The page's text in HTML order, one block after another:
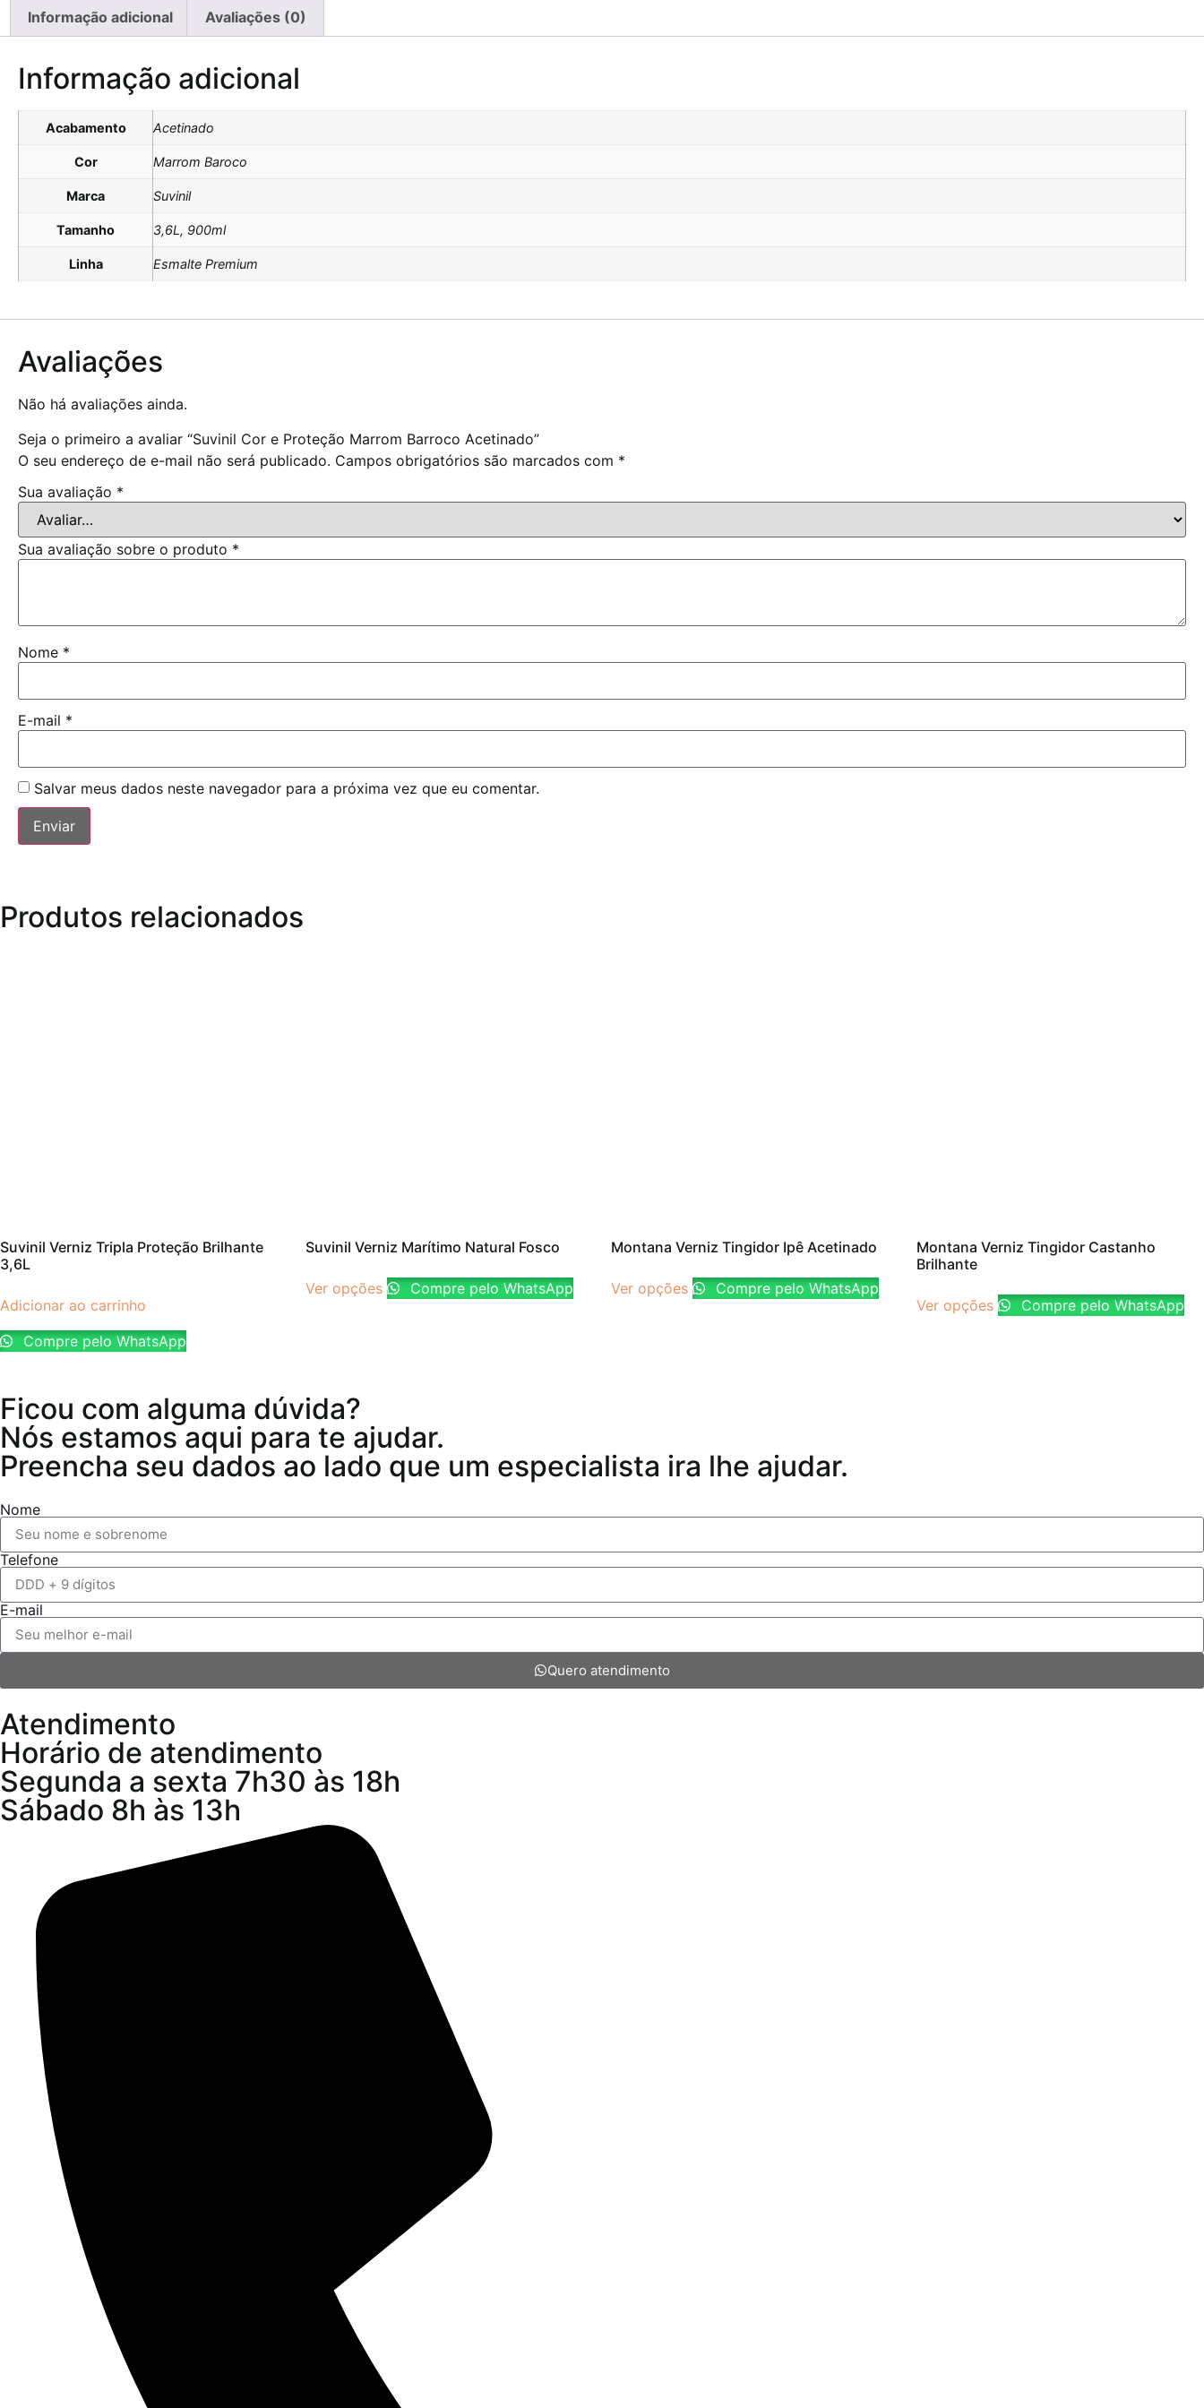
Informação adicional Avaliações (0)
Informação adicional
Acabamento Acetinado
Cor Marrom Baroco
Marca Suvinil
Tamanho 3,6L, 900ml
Linha Esmalte Premium
Avaliações
Não há avaliações ainda.
Seja o primeiro a avaliar “Suvinil Cor e Proteção Marrom Barroco Acetinado”
O seu endereço de e-mail não será publicado. Campos obrigatórios são marcados com *
Sua avaliação *
Sua avaliação sobre o produto *
Nome *
E-mail *
Salvar meus dados neste navegador para a próxima vez que eu comentar.
Produtos relacionados
Suvinil Verniz Tripla Proteção Brilhante
3,6L
Adicionar ao carrinho
Compre pelo WhatsApp
Suvinil Verniz Marítimo Natural Fosco
Ver opções Compre pelo WhatsApp
Montana Verniz Tingidor Ipê Acetinado
Ver opções Compre pelo WhatsApp
Montana Verniz Tingidor Castanho
Brilhante
Ver opções Compre pelo WhatsApp
Ficou com alguma dúvida?
Nós estamos aqui para te ajudar.
Preencha seu dados ao lado que um especialista ira lhe ajudar.
Nome
Telefone
E-mail
Quero atendimento
Atendimento
Horário de atendimento
Segunda a sexta 7h30 às 18h
Sábado 8h às 13h